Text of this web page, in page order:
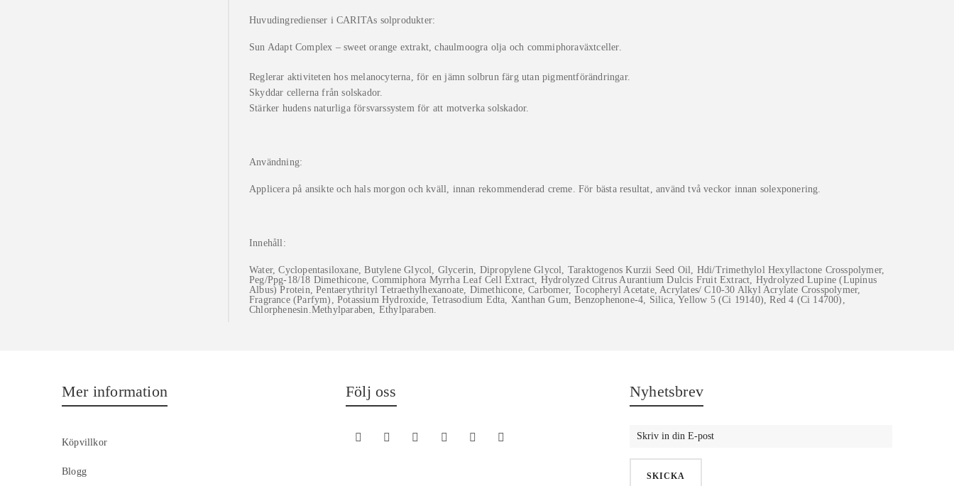
Huvudingredienser i CARITAs solprodukter:
Sun Adapt Complex – sweet orange extrakt, chaulmoogra olja och commiphoraväxtceller.
Reglerar aktiviteten hos melanocyterna, för en jämn solbrun färg utan pigmentförändringar.
Skyddar cellerna från solskador.
Stärker hudens naturliga försvarssystem för att motverka solskador.
Användning:
Applicera på ansikte och hals morgon och kväll, innan rekommenderad creme. För bästa resultat, använd två veckor innan solexponering.
Innehåll:
Water, Cyclopentasiloxane, Butylene Glycol, Glycerin, Dipropylene Glycol, Taraktogenos Kurzii Seed Oil, Hdi/Trimethylol Hexyllactone Crosspolymer,
Peg/Ppg-18/18 Dimethicone, Commiphora Myrrha Leaf Cell Extract, Hydrolyzed Citrus Aurantium Dulcis Fruit Extract, Hydrolyzed Lupine (Lupinus
Albus) Protein, Pentaerythrityl Tetraethylhexanoate, Dimethicone, Carbomer, Tocopheryl Acetate, Acrylates/ C10-30 Alkyl Acrylate Crosspolymer,
Fragrance (Parfym), Potassium Hydroxide, Tetrasodium Edta, Xanthan Gum, Benzophenone-4, Silica, Yellow 5 (Ci 19140), Red 4 (Ci 14700),
Chlorphenesin.Methylparaben, Ethylparaben.
Mer information
Köpvillkor
Blogg
Följ oss Nyhetsbrev